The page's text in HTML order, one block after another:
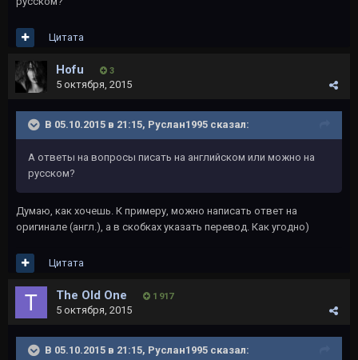
Цитата
Hofu 3
5 октября, 2015
В 05.10.2015 в 21:15, Руслан1995 сказал:
А ответы на вопросы писать на английском или можно на
русском?
Думаю, как хочешь. К примеру, можно написать ответ на
оригинале (англ.), а в скобках указать перевод. Как угодно)
Цитата
The Old One 1 917
5 октября, 2015
В 05.10.2015 в 21:15, Руслан1995 сказал: